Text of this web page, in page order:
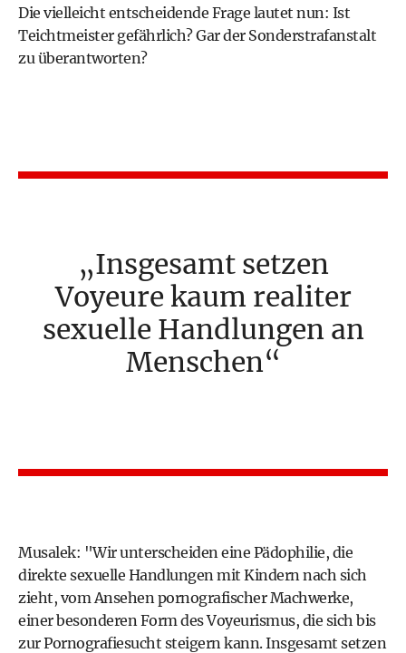
Die vielleicht entscheidende Frage lautet nun: Ist
Teichtmeister gefährlich? Gar der Sonderstrafanstalt
zu überantworten?
Insgesamt setzen
Voyeure kaum realiter
sexuelle Handlungen an
Menschen
Musalek: "Wir unterscheiden eine Pädophilie, die
direkte sexuelle Handlungen mit Kindern nach sich
zieht, vom Ansehen pornografischer Machwerke,
einer besonderen Form des Voyeurismus, die sich bis
zur Pornografiesucht steigern kann. Insgesamt setzen